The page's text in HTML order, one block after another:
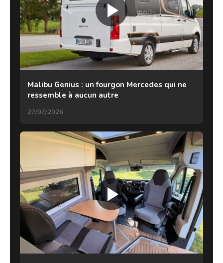
Malibu Genius : un fourgon Mercedes qui ne
ressemble à aucun autre
27/07/2026